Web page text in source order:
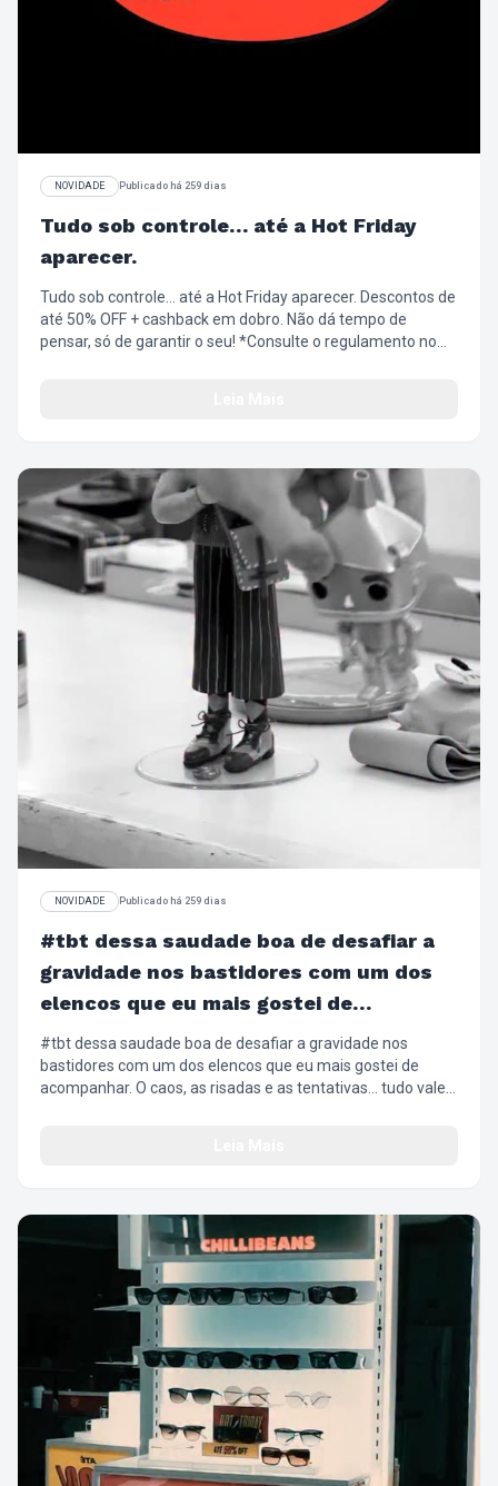
NOVIDADE Publicado há 259 dias
Tudo sob controle… até a Hot Friday
aparecer.
Tudo sob controle… até a Hot Friday aparecer. Descontos de
até 50% OFF + cashback em dobro. Não dá tempo de
pensar, só de garantir o seu! *Consulte o regulamento no
NOVIDADE Publicado há 259 dias
#tbt dessa saudade boa de desafiar a
gravidade nos bastidores com um dos
elencos que eu mais gostei de
acompanhar
#tbt dessa saudade boa de desafiar a gravidade nos
bastidores com um dos elencos que eu mais gostei de
acompanhar. O caos, as risadas e as tentativas… tudo valeu